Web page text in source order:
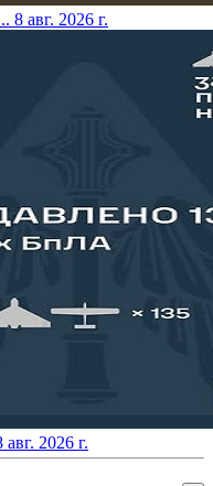
8 авг. 2026 г.
авг. 2026 г.